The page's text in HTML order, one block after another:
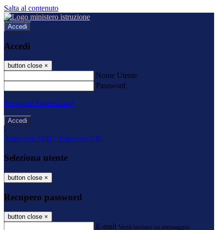
Salta al contenuto
Accedi
Accedi
button close ×
Nome Utente
Password
Password dimenticata?
-
Entra con SPID Entra con CIE
Seleziona utente
button close ×
Recupero password
button close ×
E-mail Verrà inviato un messaggio